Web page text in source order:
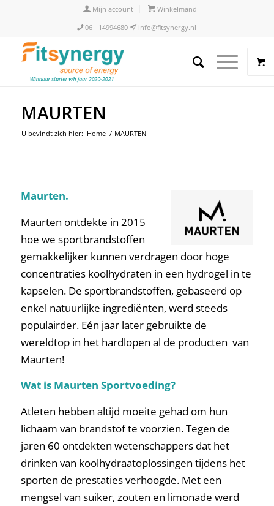
Mijn account
Winkelmand
06 - 14994680
info@fitsynergy.nl
MAURTEN
U bevindt zich hier: Home / MAURTEN
Maurten.
Maurten ontdekte in 2015
hoe we sportbrandstoffen
gemakkelijker kunnen verdragen door hoge
concentraties koolhydraten in een hydrogel in te
kapselen. De sportbrandstoffen, gebaseerd op
enkel natuurlijke ingrediënten, werd steeds
populairder. Eén jaar later gebruikte de
wereldtop in het hardlopen al de producten van
Maurten!
Wat is Maurten Sportvoeding?
Atleten hebben altijd moeite gehad om hun
lichaam van brandstof te voorzien. Tegen de
jaren 60 ontdekten wetenschappers dat het
drinken van koolhydraatoplossingen tijdens het
sporten de prestaties verhoogde. Met een
mengsel van suiker, zouten en limonade werd